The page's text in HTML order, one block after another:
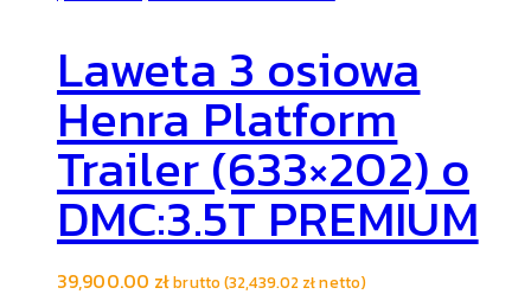
Laweta 3 osiowa
Henra Platform
Trailer (633×202) o
DMC:3.5T PREMIUM
39,900.00 zł brutto (32,439.02 złnetto)